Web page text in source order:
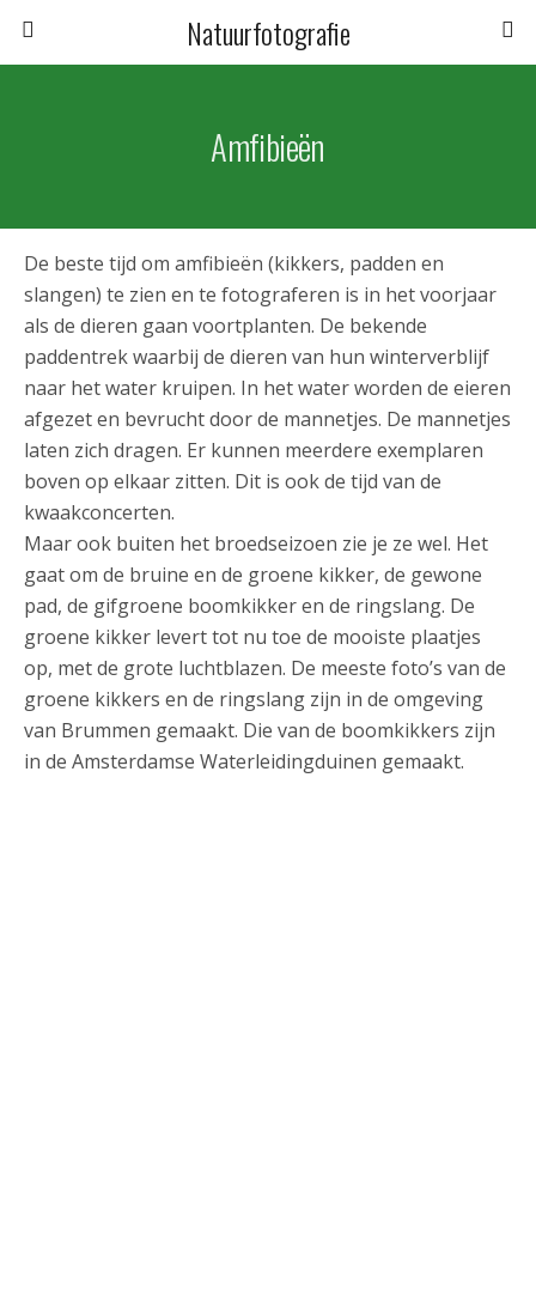
Natuurfotografie
Amfibieën
De beste tijd om amfibieën (kikkers, padden en
slangen) te zien en te fotograferen is in het voorjaar
als de dieren gaan voortplanten. De bekende
paddentrek waarbij de dieren van hun winterverblijf
naar het water kruipen. In het water worden de eieren
afgezet en bevrucht door de mannetjes. De mannetjes
laten zich dragen. Er kunnen meerdere exemplaren
boven op elkaar zitten. Dit is ook de tijd van de
kwaakconcerten.
Maar ook buiten het broedseizoen zie je ze wel. Het
gaat om de bruine en de groene kikker, de gewone
pad, de gifgroene boomkikker en de ringslang. De
groene kikker levert tot nu toe de mooiste plaatjes
op, met de grote luchtblazen. De meeste foto’s van de
groene kikkers en de ringslang zijn in de omgeving
van Brummen gemaakt. Die van de boomkikkers zijn
in de Amsterdamse Waterleidingduinen gemaakt.